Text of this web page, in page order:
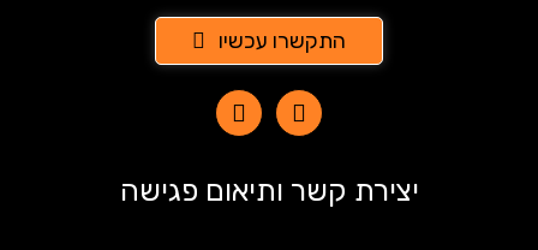
התקשרו עכשיו
יצירת קשר ותיאום פגישה